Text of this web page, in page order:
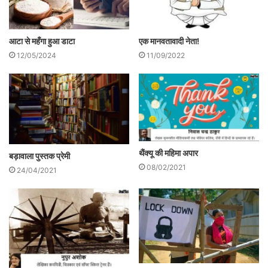
विकट होता है। और सबसे पहले तो होती है आपकी
तलाशी।
कितने भी सजे-धजे सभ्य रूप में आप उसके सामने
प्रस्तुत हों, वह ऐसे आपकी तलाशी लेता है जैसे आप
आटा से महँगा हुआ डाटा
12/05/2024
एक मानवतावादी नेता!
11/09/2022
बड़ावाला पुस्तक प्रेमी
24/04/2021
थैंक्यू की महिमा अपार
08/02/2021